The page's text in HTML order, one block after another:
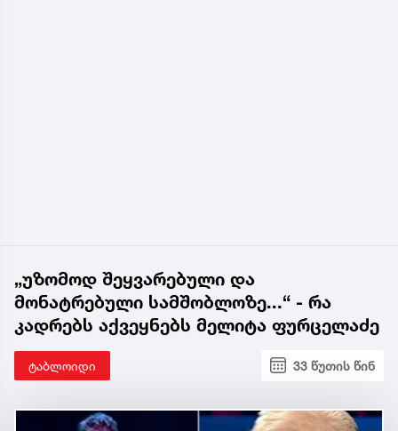
„უზომოდ შეყვარებული და
მონატრებული სამშობლოზე...“ - რა
კადრებს აქვეყნებს მელიტა ფურცელაძე
ტაბლოიდი 33 წუთის წინ